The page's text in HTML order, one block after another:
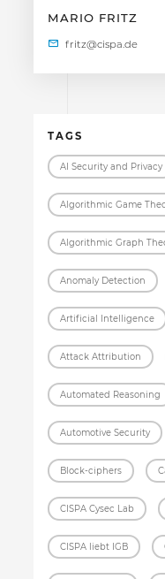
MARIO FRITZ
TAGS
AI Security and Privacy
Algorithmic Game
Algorithmic Graph
Anomaly Detection
Artificial Intelligence
Attack Attribution
Automated Reasoning
Automotive Security
Block-ciphers
CISPA Cysec Lab
CISPA liebt IGB